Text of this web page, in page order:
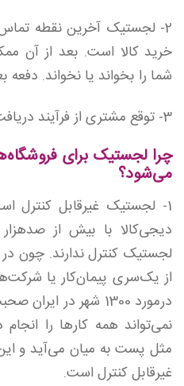
2- لجستیک آخرین نقطه
خرید کالا است. بعد از آن
شما را بخواند یا نخواند. دفعه
3- توقع مشتری از فرآیند دریافت سفارش
چرا لجستیک برای
می‌شود؟
1- لجستیک غیرقابل کنترل
دیجی‌کالا با بیش از
لجستیک کنترل ندارند. چون
از یک‌سری پیمان‌کار یا
درمورد 1300 شهر در
نمی‌تواند همه کارها را
مثل پست به میان می‌آید و
غیرقابل کنترل است.